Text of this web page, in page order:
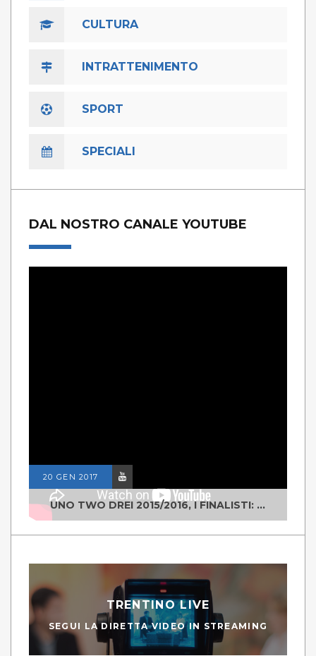
CULTURA
INTRATTENIMENTO
SPORT
SPECIALI
DAL NOSTRO CANALE YOUTUBE
20 GEN 2017
UNO TWO DREI 2015/2016, I FINALISTI: CLASSE IV ALS ISTITUTO "DEGASPERI" BORGO VALSUGANA
TRENTINO LIVE
SEGUI LA DIRETTA VIDEO IN STREAMING